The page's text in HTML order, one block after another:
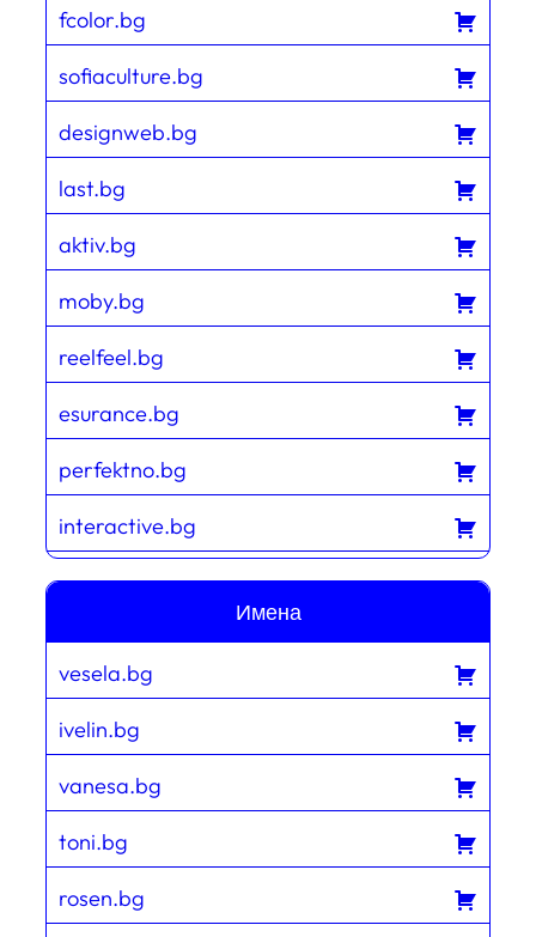
fcolor.bg
sofiaculture.bg
designweb.bg
last.bg
aktiv.bg
moby.bg
reelfeel.bg
esurance.bg
perfektno.bg
interactive.bg
Имена
vesela.bg
ivelin.bg
vanesa.bg
toni.bg
rosen.bg